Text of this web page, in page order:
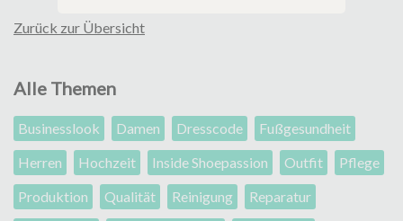
Zurück zur Übersicht
Alle Themen
Businesslook Damen Dresscode
Fußgesundheit
Herren
Hochzeit Inside Shoepassion Outfit
Pflege
Produktion
Qualität Reinigung
Reparatur